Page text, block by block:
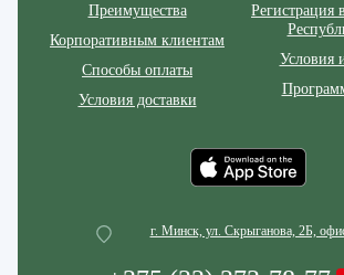
Преимущества
Корпоративным клиентам
Способы оплаты
Условия доставки
Регистрация
Условия
г. Минск, ул. Скрыганова, 2Б,